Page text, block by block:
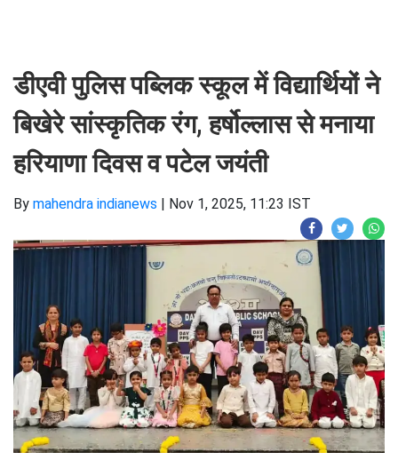
डीएवी पुलिस पब्लिक स्कूल में विद्यार्थियों ने
बिखेरे सांस्कृतिक रंग, हर्षोल्लास से मनाया
हरियाणा दिवस व पटेल जयंती
By mahendra indianews | Nov 1, 2025, 11:23 IST